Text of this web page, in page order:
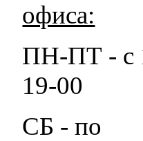
офиса:
ПН-ПТ - с
19-00
СБ - по